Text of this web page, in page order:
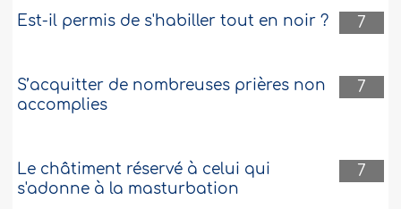
7
Est-il permis de s'habiller tout en noir ?
7
S’acquitter de nombreuses prières non
accomplies
7
Le châtiment réservé à celui qui
s'adonne à la masturbation